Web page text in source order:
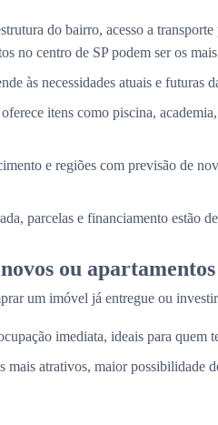
do bairro, acesso a
no centro de SP podem ser os
às necessidades atuais e futuras
itens como piscina,
e regiões com previsão de
parcelas e financiamento estão
ou
um imóvel já entregue ou
imediata, ideais para quem
mais atrativos, maior possibilidade